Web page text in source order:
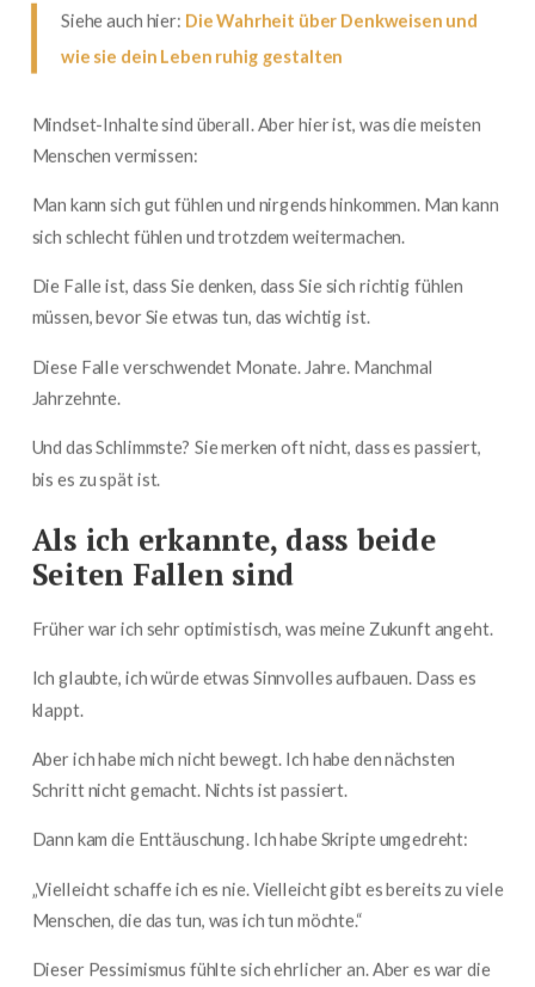
Siehe auch hier: Die Wahrheit über Denkweisen und
wie sie dein Leben ruhig gestalten
Mindset-Inhalte sind überall. Aber hier ist, was die meisten
Menschen vermissen:
Man kann sich gut fühlen und nirgends hinkommen. Man kann
sich schlecht fühlen und trotzdem weitermachen.
Die Falle ist, dass Sie denken, dass Sie sich richtig fühlen
müssen, bevor Sie etwas tun, das wichtig ist.
Diese Falle verschwendet Monate. Jahre. Manchmal
Jahrzehnte.
Und das Schlimmste? Sie merken oft nicht, dass es passiert,
bis es zu spät ist.
Als ich erkannte, dass beide
Seiten Fallen sind
Früher war ich sehr optimistisch, was meine Zukunft angeht.
Ich glaubte, ich würde etwas Sinnvolles aufbauen. Dass es
klappt.
Aber ich habe mich nicht bewegt. Ich habe den nächsten
Schritt nicht gemacht. Nichts ist passiert.
Dann kam die Enttäuschung. Ich habe Skripte umgedreht:
„Vielleicht schaffe ich es nie. Vielleicht gibt es bereits zu viele
Menschen, die das tun, was ich tun möchte.“
Dieser Pessimismus fühlte sich ehrlicher an. Aber es war die